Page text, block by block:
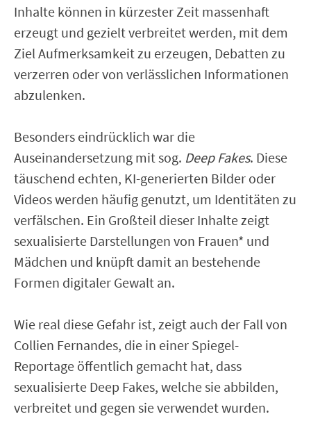
Inhalte können in kürzester Zeit massenhaft
erzeugt und gezielt verbreitet werden, mit dem
Ziel Aufmerksamkeit zu erzeugen, Debatten zu
verzerren oder von verlässlichen Informationen
abzulenken.
Besonders eindrücklich war die
Auseinandersetzung mit sog. Deep Fakes. Diese
täuschend echten, KI-generierten Bilder oder
Videos werden häufig genutzt, um Identitäten zu
verfälschen. Ein Großteil dieser Inhalte zeigt
sexualisierte Darstellungen von Frauen* und
Mädchen und knüpft damit an bestehende
Formen digitaler Gewalt an.
Wie real diese Gefahr ist, zeigt auch der Fall von
Collien Fernandes, die in einer Spiegel-
Reportage öffentlich gemacht hat, dass
sexualisierte Deep Fakes, welche sie abbilden,
verbreitet und gegen sie verwendet wurden.